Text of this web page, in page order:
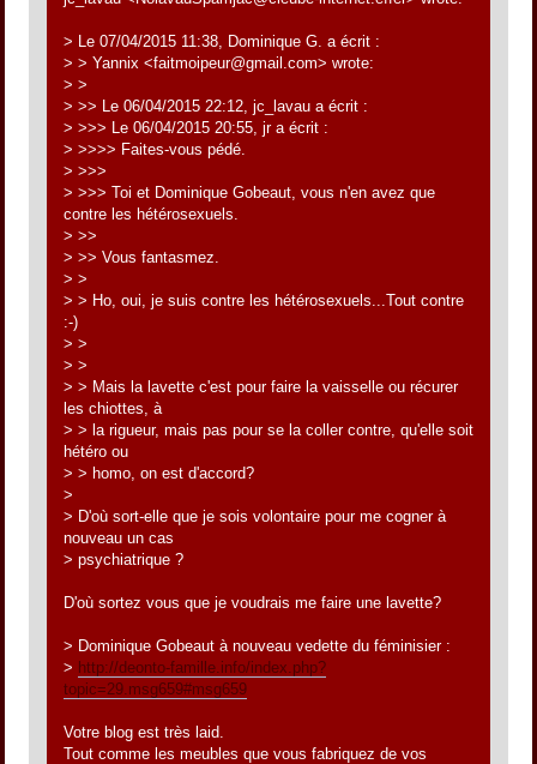
> Le 07/04/2015 11:38, Dominique G. a écrit :
> > Yannix <faitmoipeur@gmail.com> wrote:
> >
> >> Le 06/04/2015 22:12, jc_lavau a écrit :
> >>> Le 06/04/2015 20:55, jr a écrit :
> >>>> Faites-vous pédé.
> >>>
> >>> Toi et Dominique Gobeaut, vous n'en avez que
contre les hétérosexuels.
> >>
> >> Vous fantasmez.
> >
> > Ho, oui, je suis contre les hétérosexuels...Tout contre
:-)
> >
> >
> > Mais la lavette c'est pour faire la vaisselle ou récurer
les chiottes, à
> > la rigueur, mais pas pour se la coller contre, qu'elle soit
hétéro ou
> > homo, on est d'accord?
>
> D'où sort-elle que je sois volontaire pour me cogner à
nouveau un cas
> psychiatrique ?
D'où sortez vous que je voudrais me faire une lavette?
> Dominique Gobeaut à nouveau vedette du féminisier :
> http://deonto-famille.info/index.php?
topic=29.msg659#msg659
Votre blog est très laid.
Tout comme les meubles que vous fabriquez de vos